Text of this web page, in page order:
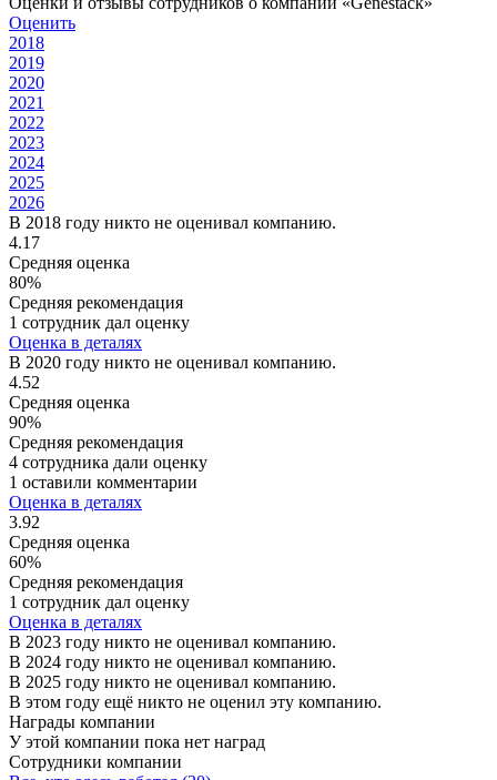
Оценить
2018
2019
2020
2021
2022
2023
2024
2025
2026
В 2018 году никто не оценивал компанию.
4.17
Средняя оценка
80%
Средняя рекомендация
1 сотрудник дал оценку
Оценка в деталях
В 2020 году никто не оценивал компанию.
4.52
Средняя оценка
90%
Средняя рекомендация
4 сотрудника дали оценку
1 оставили комментарии
Оценка в деталях
3.92
Средняя оценка
60%
Средняя рекомендация
1 сотрудник дал оценку
Оценка в деталях
В 2023 году никто не оценивал компанию.
В 2024 году никто не оценивал компанию.
В 2025 году никто не оценивал компанию.
В этом году ещё никто не оценил эту компанию.
Награды компании
У этой компании пока нет наград
Сотрудники компании